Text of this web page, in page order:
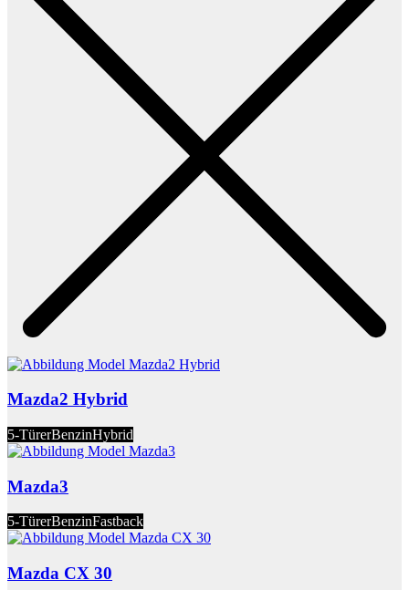
Mazda2 Hybrid
5-TürerBenzinHybrid
Mazda3
5-TürerBenzinFastback
Mazda CX 30